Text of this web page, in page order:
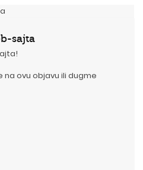
sajta
na ovu objavu ili dugme